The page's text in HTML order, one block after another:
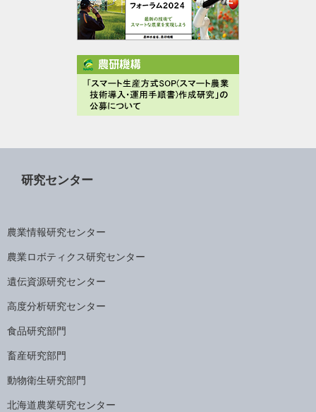
研究センター
農業情報研究センター
農業ロボティクス研究センター
遺伝資源研究センター
高度分析研究センター
食品研究部門
畜産研究部門
動物衛生研究部門
北海道農業研究センター